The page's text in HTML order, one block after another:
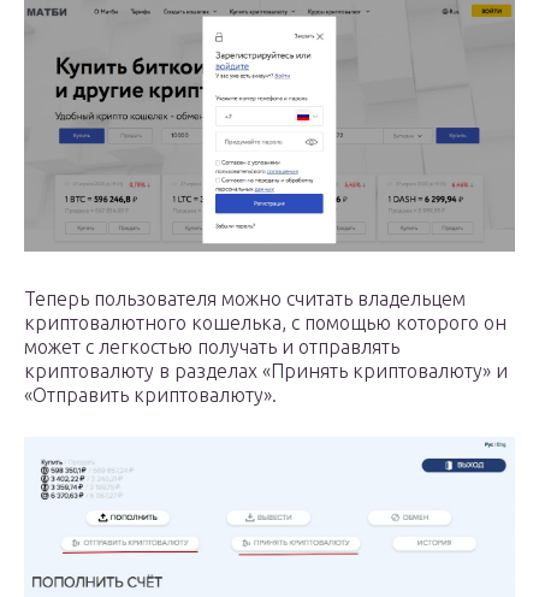
Теперь пользователя можно считать владельцем
криптовалютного кошелька, с помощью которого он
может с легкостью получать и отправлять
криптовалюту в разделах «Принять криптовалюту» и
«Отправить криптовалюту».